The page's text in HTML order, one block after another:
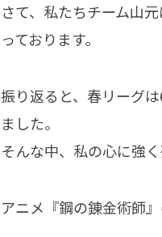
さて、私たちチーム山
っております。
振り返ると、春リーグ
ました。
そんな中、私の心に強
アニメ『鋼の錬金術師